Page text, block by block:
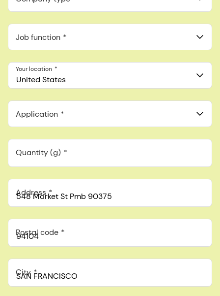
Job function
United States
Your location
Application
Quantity (g)
Address
Postal code
City